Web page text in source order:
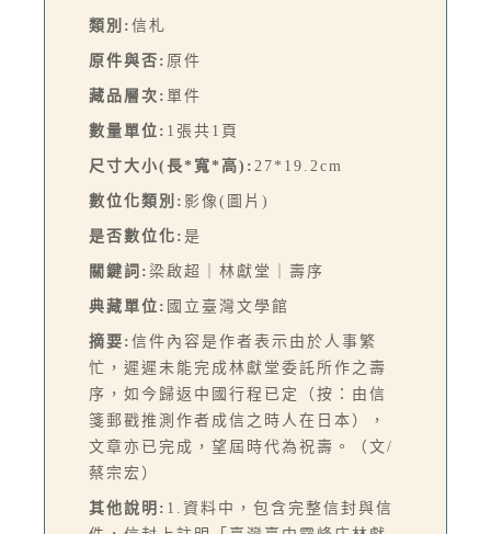
類別: 信札
原件與否: 原件
藏品層次: 單件
數量單位: 1張共1頁
尺寸大小(長*寬*高): 27*19.2cm
數位化類別: 影像(圖片)
是否數位化: 是
關鍵詞: 梁啟超｜林獻堂｜壽序
典藏單位: 國立臺灣文學館
摘要: 信件內容是作者表示由於人事繁
忙，遲遲未能完成林獻堂委託所作之壽
序，如今歸返中國行程已定（按：由信
箋郵戳推測作者成信之時人在日本），
文章亦已完成，望屆時代為祝壽。（文/
蔡宗宏）
其他說明: 1.資料中，包含完整信封與信